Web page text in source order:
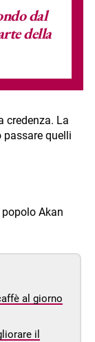
dal
della
credenza. La
quelli
Akan
al giorno
il